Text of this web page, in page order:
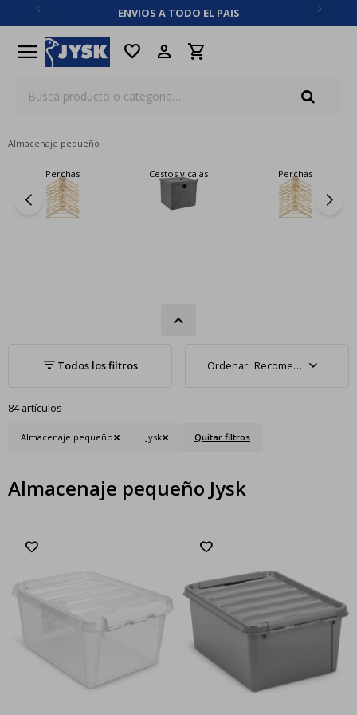
ENVIOS A TODO EL PAIS
menu favorite
Almacenaje pequeño
Perchas Cestos y cajas Perchas
Recomendados
84 artículos
Almacenaje pequeño Jysk Quitar filtros
Almacenaje pequeño Jysk
close